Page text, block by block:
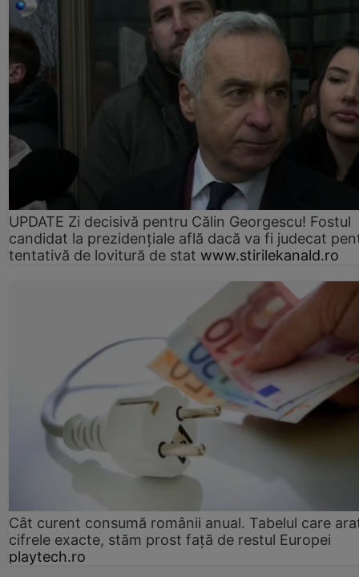
UPDATE Zi decisivă pentru Călin Georgescu! Fostul
candidat la prezidențiale află dacă va fi judecat
tentativă de lovitură de stat www.stirilekanald.ro
Cât curent consumă românii anual. Tabelul care
cifrele exacte, stăm prost faţă de restul Europei
playtech.ro